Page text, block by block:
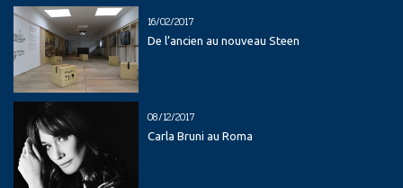
16/02/2017
De l’ancien au nouveau Steen
08/12/2017
Carla Bruni au Roma